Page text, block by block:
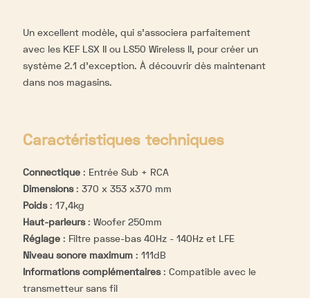
Un excellent modèle, qui s’associera parfaitement
avec les KEF LSX II ou LS50 Wireless II, pour créer un
système 2.1 d’exception. À découvrir dès maintenant
dans nos magasins.
Caractéristiques techniques
Connectique : Entrée Sub + RCA
Dimensions: 370 x 353 x370 mm
Poids: 17,4kg
Haut-parleurs: Woofer 250mm
Réglage : Filtre passe-bas 40Hz - 140Hz et LFE
Niveau sonore maximum : 111dB
Informations complémentaires: Compatible avec le
transmetteur sans fil